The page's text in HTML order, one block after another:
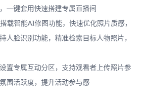
一键套用快速搭建专属直播间
搭载智能AI修图功能，快速优化照片质感，
人脸识别功能，精准检索目标人物照片，
设置专属互动分区，支持观看者上传照片参
围活跃度，提升活动参与感